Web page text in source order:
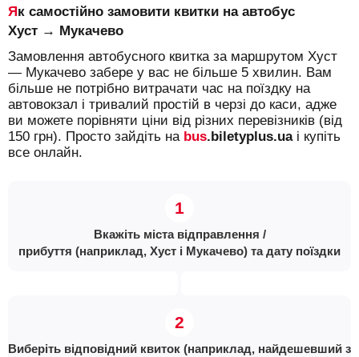
Як самостійно замовити квитки на автобус
Хуст → Мукачево
Замовлення автобусного квитка за маршрутом Хуст
— Мукачево забере у вас не більше 5 хвилин. Вам
більше не потрібно витрачати час на поїздку на
автовокзал і тривалий простій в черзі до каси, адже
ви можете порівняти ціни від різних перевізників (від
150 грн). Просто зайдіть на bus.biletyplus.uaі купіть
все онлайн.
Вкажіть міста відправлення /
прибуття (наприклад, Хуст і Мукачево) та дату поїздки
Виберіть відповідний квиток (наприклад, найдешевший з